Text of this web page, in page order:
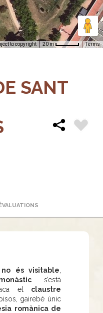
to copyright 20 m Terms
SANT
no és visitable
s’està
el claustre
gairebé únic
romànica de